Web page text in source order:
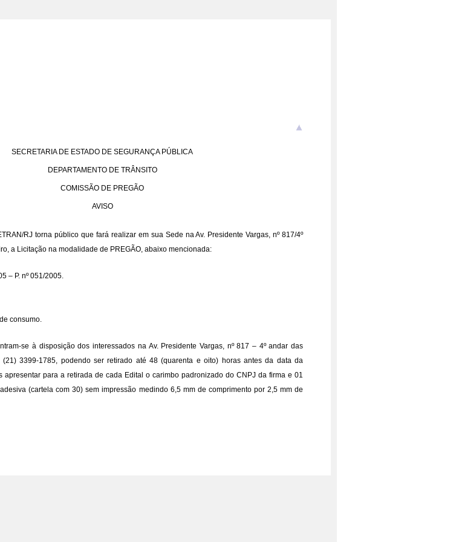
SECRETARIA DE ESTADO DE SEGURANÇA PÚBLICA
DEPARTAMENTO DE TRÂNSITO
COMISSÃO DE PREGÃO
AVISO
RJ torna público que fará realizar em sua Sede na Av. Presidente Vargas, nº 817/4º
a Licitação na modalidade de PREGÃO, abaixo mencionada:
– P. nº 051/2005.
consumo.
se à disposição dos interessados na Av. Presidente Vargas, nº 817 – 4º andar das
(21) 3399-1785, podendo ser retirado até 48 (quarenta e oito) horas antes da data da
apresentar para a retirada de cada Edital o carimbo padronizado do CNPJ da firma e 01
(cartela com 30) sem impressão medindo 6,5 mm de comprimento por 2,5 mm de